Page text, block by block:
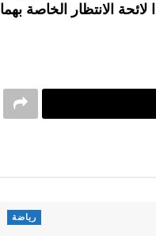
الانتظار الخاصة بهما
رياضة